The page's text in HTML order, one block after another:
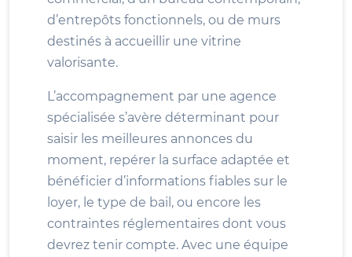
d’entrepôts fonctionnels, ou de murs
destinés à accueillir une vitrine
valorisante.
L’accompagnement par une agence
spécialisée s’avère déterminant pour
saisir les meilleures annonces du
moment, repérer la surface adaptée et
bénéficier d’informations fiables sur le
loyer, le type de bail, ou encore les
contraintes réglementaires dont vous
devrez tenir compte. Avec une équipe